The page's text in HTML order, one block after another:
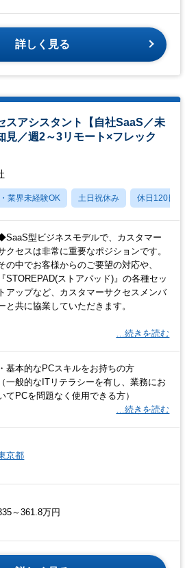
詳しく見る
スアシスタント【自社SaaS／未
見／週2～3リモート×フレック
業界未経験OK 土日祝休み 休日120日以上
型ビジネスモデルで、カスタマー
クセスは非常に重要なポジションです。
の中でお客様からのご要望の対応や、
『STOREPAD(ストアパッド)』の各種セッ
トアップなど、カスタマーサクセスメンバ
と共に協業していただきます。
…続きを読む
・基本的なPCスキルをお持ちの方
（一般的なITリテラシーを有し、業務にお
てPCを問題なく使用できる方）
…続きを読む
京都
～361.8万円